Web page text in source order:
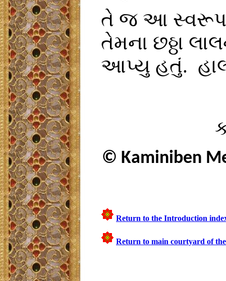
તે જ આ સ્વરૂપ
તેમના છઠ્ઠા
આપ્યુ હતું.
© Kaminiben
Return to the Introduction
Return to main courtyard of